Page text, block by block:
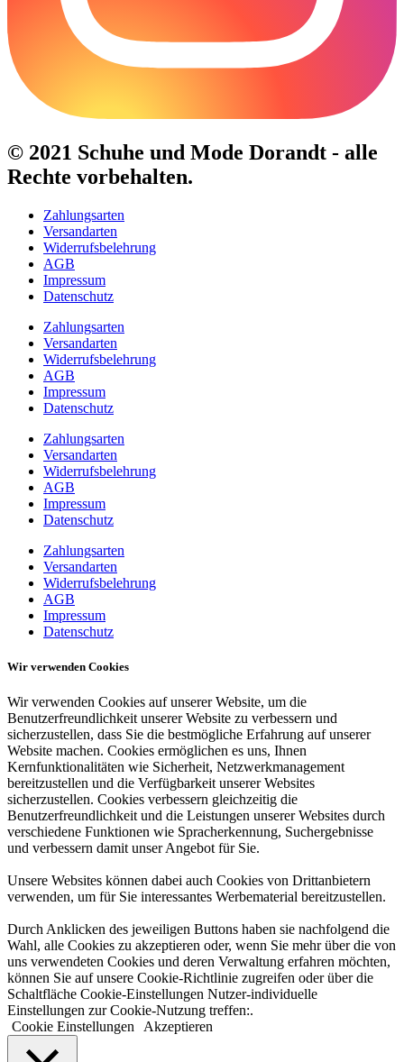
© 2021 Schuhe und Mode Dorandt - alle
Rechte vorbehalten.
Zahlungsarten
Versandarten
Widerrufsbelehrung
AGB
Impressum
Datenschutz
Zahlungsarten
Versandarten
Widerrufsbelehrung
AGB
Impressum
Datenschutz
Zahlungsarten
Versandarten
Widerrufsbelehrung
AGB
Impressum
Datenschutz
Zahlungsarten
Versandarten
Widerrufsbelehrung
AGB
Impressum
Datenschutz
Wir verwenden Cookies
Wir verwenden Cookies auf unserer Website, um die
Benutzerfreundlichkeit unserer Website zu verbessern und
sicherzustellen, dass Sie die bestmögliche Erfahrung auf unserer
Website machen. Cookies ermöglichen es uns, Ihnen
Kernfunktionalitäten wie Sicherheit, Netzwerkmanagement
bereitzustellen und die Verfügbarkeit unserer Websites
sicherzustellen. Cookies verbessern gleichzeitig die
Benutzerfreundlichkeit und die Leistungen unserer Websites durch
verschiedene Funktionen wie Spracherkennung, Suchergebnisse
und verbessern damit unser Angebot für Sie.
Unsere Websites können dabei auch Cookies von Drittanbietern
verwenden, um für Sie interessantes Werbematerial bereitzustellen.
Durch Anklicken des jeweiligen Buttons haben sie nachfolgend die
Wahl, alle Cookies zu akzeptieren oder, wenn Sie mehr über die von
uns verwendeten Cookies und deren Verwaltung erfahren möchten,
können Sie auf unsere Cookie-Richtlinie zugreifen oder über die
Schaltfläche Cookie-Einstellungen Nutzer-individuelle
Einstellungen zur Cookie-Nutzung treffen:.
Cookie Einstellungen
Akzeptieren